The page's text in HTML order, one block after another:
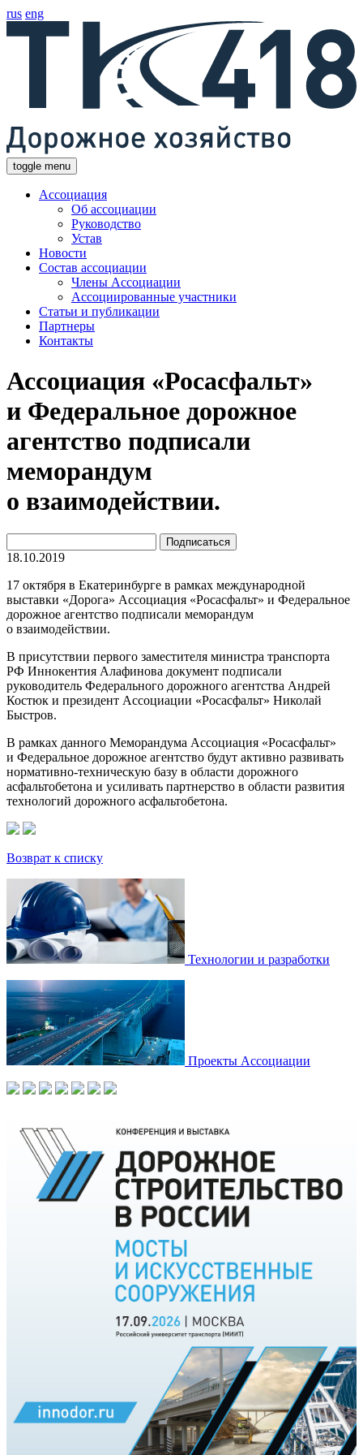
rus eng
toggle menu
Ассоциация
Об ассоциации
Руководство
Устав
Новости
Состав ассоциации
Члены Ассоциации
Ассоциированные участники
Статьи и публикации
Партнеры
Контакты
Ассоциация «Росасфальт»
и Федеральное дорожное
агентство подписали
меморандум
о взаимодействии.
18.10.2019
17 октября в Екатеринбурге в рамках международной
выставки «Дорога» Ассоциация «Росасфальт» и Федеральное
дорожное агентство подписали меморандум
о взаимодействии.
В присутствии первого заместителя министра транспорта
РФ Иннокентия Алафинова документ подписали
руководитель Федерального дорожного агентства Андрей
Костюк и президент Ассоциации «Росасфальт» Николай
Быстров.
В рамках данного Меморандума Ассоциация «Росасфальт»
и Федеральное дорожное агентство будут активно развивать
нормативно-техническую базу в области дорожного
асфальтобетона и усиливать партнерство в области развития
технологий дорожного асфальтобетона.
Возврат к списку
Технологии и разработки
Проекты Ассоциации